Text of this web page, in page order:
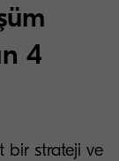
4
bir strateji ve